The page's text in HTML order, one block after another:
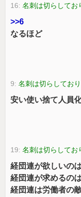
16:名刺は切らしてお
>>6
なるほど
9:名刺は切らしてお
安い使い捨て人員
19:名刺は切らしてお
経団連が欲しいの
経団連が求めるの
経団連は労働者の